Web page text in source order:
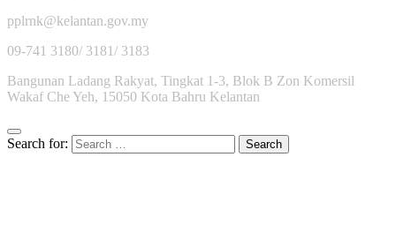
pplrnk@kelantan.gov.my
09-741 3180/ 3181/ 3183
Bangunan Ladang Rakyat, Tingkat 1-3, Blok B Zon Komersil
Wakaf Che Yeh, 15050 Kota Bahru Kelantan
Search for: